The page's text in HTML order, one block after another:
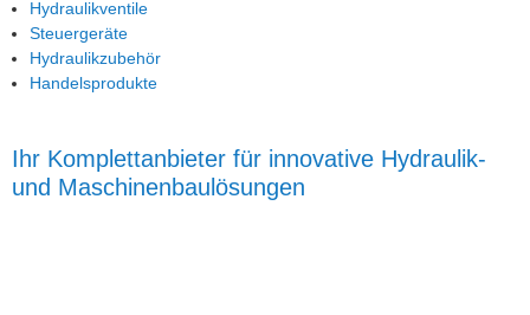
Hydraulikventile
Steuergeräte
Hydraulikzubehör
Handelsprodukte
Ihr Komplettanbieter für innovative Hydraulik-
und Maschinenbaulösungen